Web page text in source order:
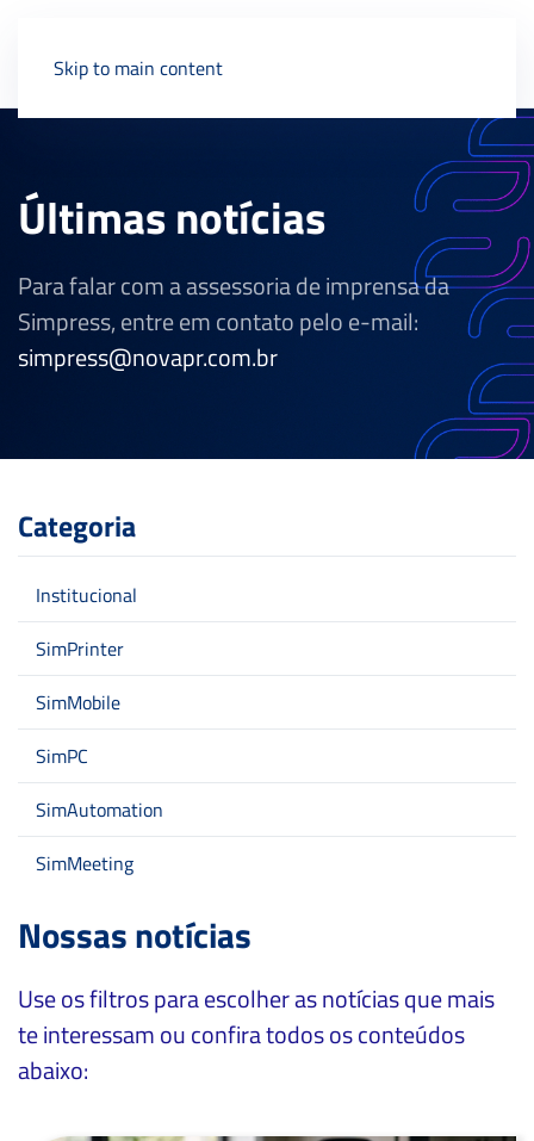
Skip to main content
Últimas notícias
Para falar com a assessoria de imprensa da
Simpress, entre em contato pelo e-mail:
simpress@novapr.com.br
Categoria
Institucional
SimPrinter
SimMobile
SimPC
SimAutomation
SimMeeting
Nossas notícias
Use os filtros para escolher as notícias que mais
te interessam ou confira todos os conteúdos
abaixo: